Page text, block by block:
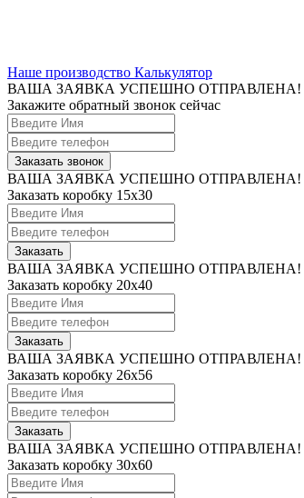
Наше производство Калькулятор
ВАША ЗАЯВКА УСПЕШНО ОТПРАВЛЕНА!
Закажите обратный звонок сейчас
Заказать звонок
ВАША ЗАЯВКА УСПЕШНО ОТПРАВЛЕНА!
Заказать коробку 15х30
Заказать
ВАША ЗАЯВКА УСПЕШНО ОТПРАВЛЕНА!
Заказать коробку 20x40
Заказать
ВАША ЗАЯВКА УСПЕШНО ОТПРАВЛЕНА!
Заказать коробку 26x56
Заказать
ВАША ЗАЯВКА УСПЕШНО ОТПРАВЛЕНА!
Заказать коробку 30x60